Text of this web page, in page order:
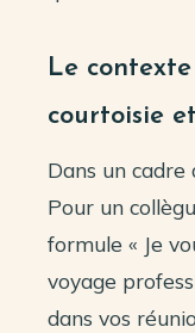
Le
courtoisie
Dans un
Pour un
formule « Je
voyage
dans vos